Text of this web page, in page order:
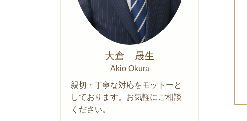
大倉 晟生
Akio Okura
親切・丁寧な対応をモットーと
しております。お気軽にご相談
ください。